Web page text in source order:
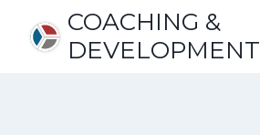
Inhalt
springen
COACHING &
DEVELOPMENT